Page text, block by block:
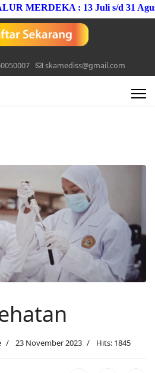
MERDEKA : 13 Juli s/d 31 Agustus
skamediss@gmail.com
23 November 2023 Hits: 1845